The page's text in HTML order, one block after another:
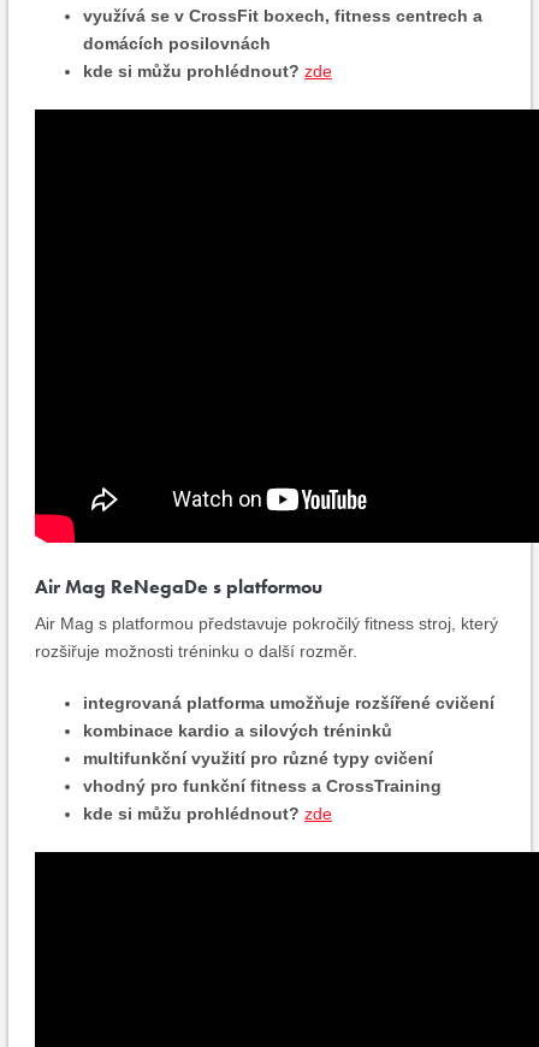
využívá se v CrossFit boxech, fitness centrech a
domácích posilovnách
kde si můžu prohlédnout? zde
Air Mag ReNegaDe s platformou
Air Mag s platformou představuje pokročilý fitness stroj, který
rozšiřuje možnosti tréninku o další rozměr.
integrovaná platforma umožňuje rozšířené cvičení
kombinace kardio a silových tréninků
multifunkční využití pro různé typy cvičení
vhodný pro funkční fitness a CrossTraining
kde si můžu prohlédnout? zde